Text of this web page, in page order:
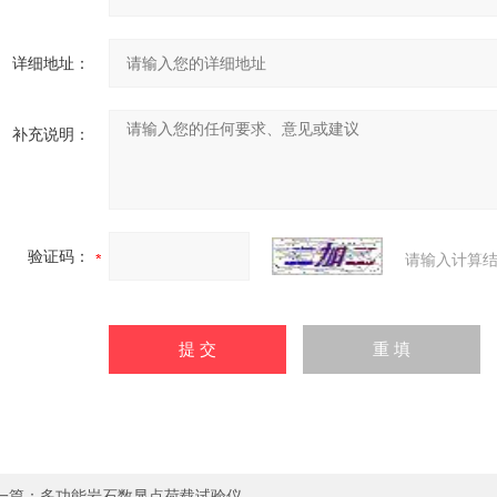
详细地址：
补充说明：
验证码： 请输入计算